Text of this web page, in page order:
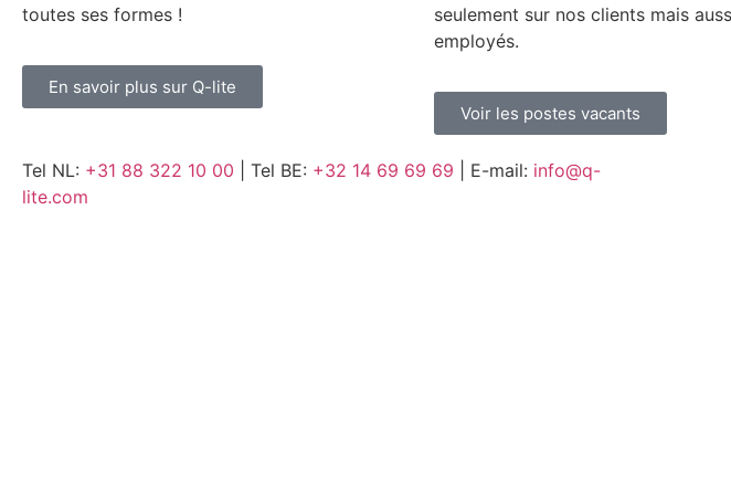
toutes ses formes !
En savoir plus sur Q-lite
seulement sur nos clients mais
employés.
Voir les postes vacants
Tel NL: +31 88 322 10 00 | Tel BE: +32 14 69 69 69 | E-mail: info@q-
lite.com